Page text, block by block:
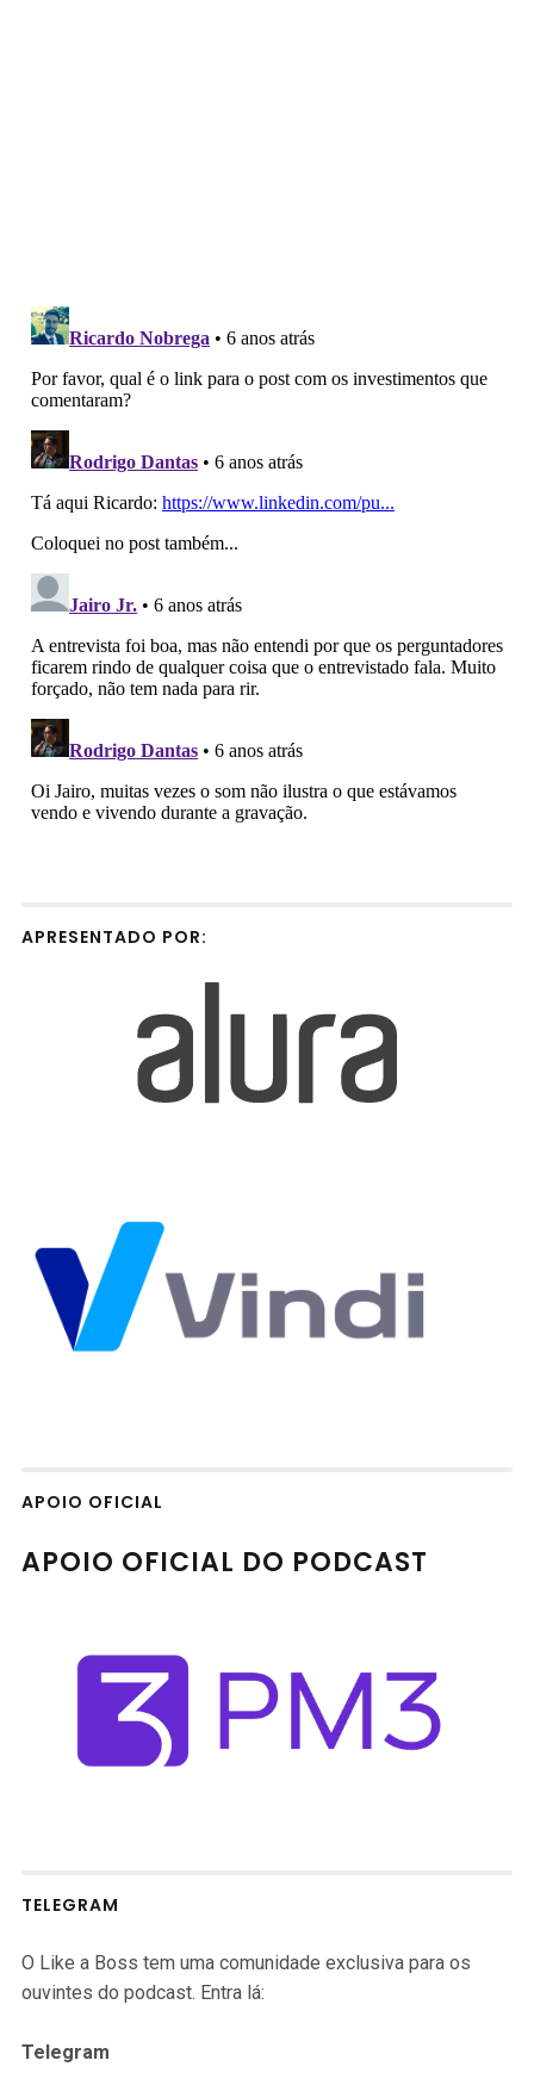
APRESENTADO POR:
APOIO OFICIAL
APOIO OFICIAL DO PODCAST
TELEGRAM
O Like a Boss tem uma comunidade exclusiva para os
ouvintes do podcast. Entra lá:
Telegram